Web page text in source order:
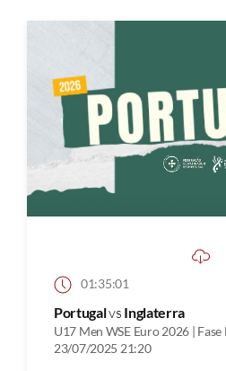
01:35:01
Portugalvs Inglaterra
U17 Men WSE Euro 2026 |
23/07/2025 21:20